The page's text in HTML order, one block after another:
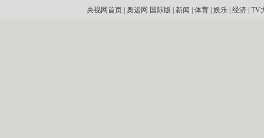
央视网首页| 奥运网 国际版 新闻 体育| 娱乐| 经济| TV